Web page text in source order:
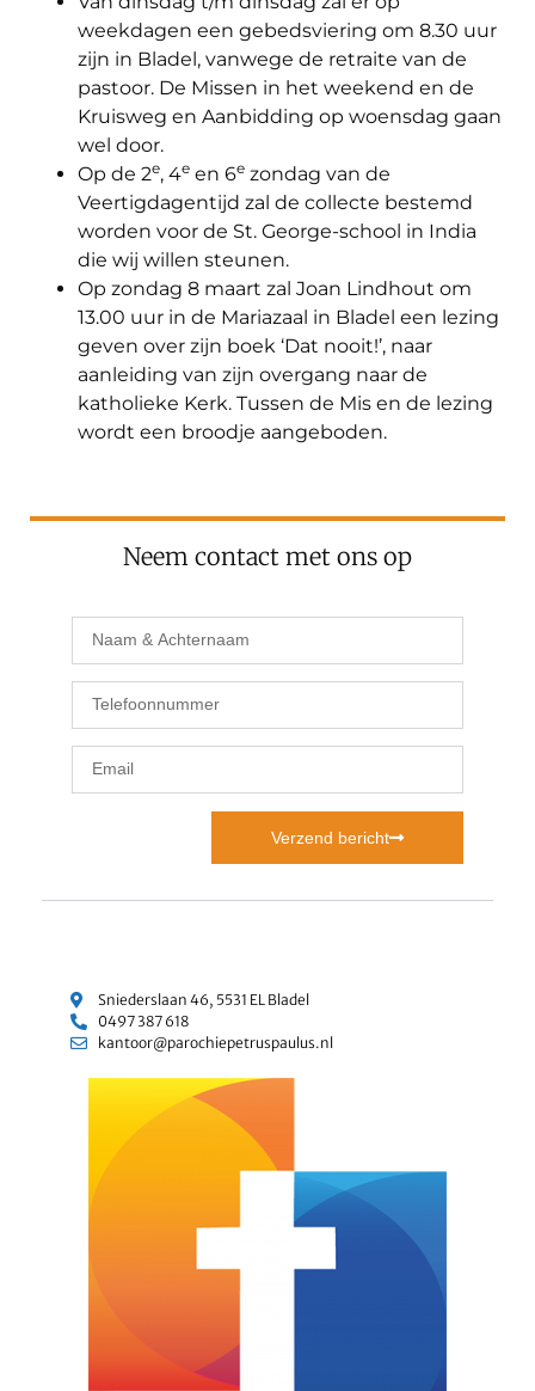
weekdagen een gebedsviering om 8.30 uur
zijn in Bladel, vanwege de retraite van de
pastoor. De Missen in het weekend en de
Kruisweg en Aanbidding op woensdag gaan
wel door.
Op de 2e, 4e en 6e zondag van de
Veertigdagentijd zal de collecte bestemd
worden voor de St. George-school in India
die wij willen steunen.
Op zondag 8 maart zal Joan Lindhout om
13.00 uur in de Mariazaal in Bladel een lezing
geven over zijn boek ‘Dat nooit!’, naar
aanleiding van zijn overgang naar de
katholieke Kerk. Tussen de Mis en de lezing
wordt een broodje aangeboden.
Neem contact met ons op
Verzend bericht
Sniederslaan 46, 5531 EL Bladel
0497 387 618
kantoor@parochiepetruspaulus.nl